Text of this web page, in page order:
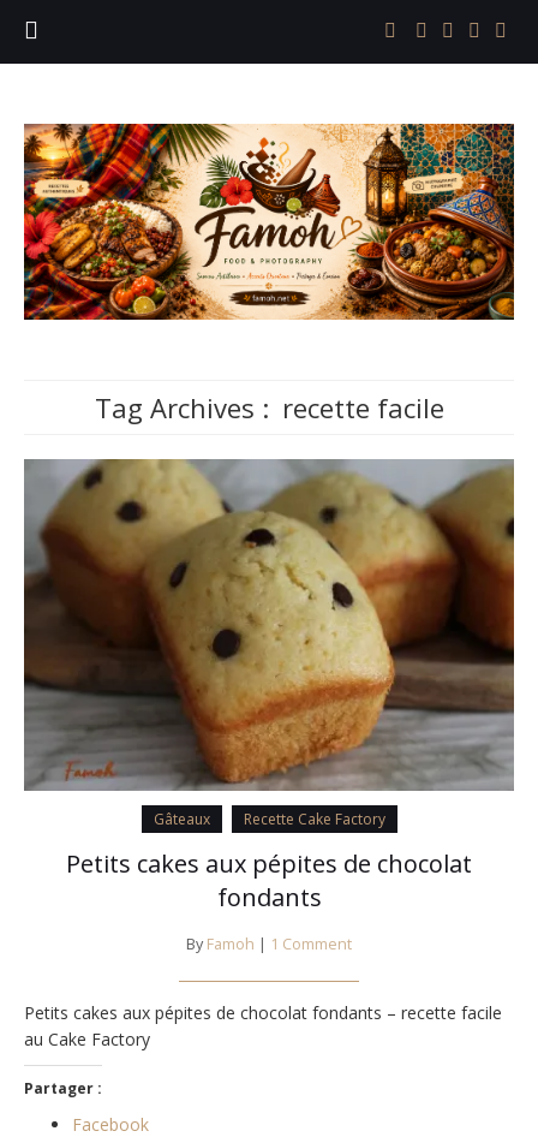
Tag Archives : recette facile
Gâteaux Recette Cake Factory
Petits cakes aux pépites de chocolat
fondants
By Famoh | 1 Comment
Petits cakes aux pépites de chocolat fondants – recette facile
au Cake Factory
Partager :
Facebook